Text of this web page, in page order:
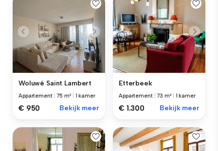
Woluwé Saint Lambert
Appartement |75 m² 1 kamer
€ 950 Bekijk meer
Etterbeek
Appartement |73 m² 1 kamer
€ 1.300 Bekijk meer